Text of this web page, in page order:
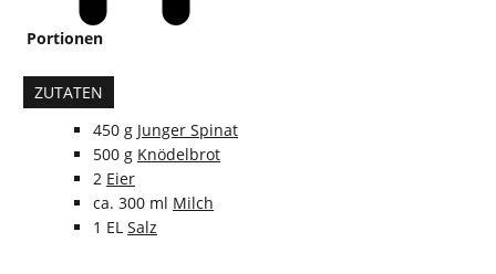
Portionen
ZUTATEN
450 g Junger Spinat
500 g Knödelbrot
2 Eier
ca. 300 ml Milch
1 EL Salz